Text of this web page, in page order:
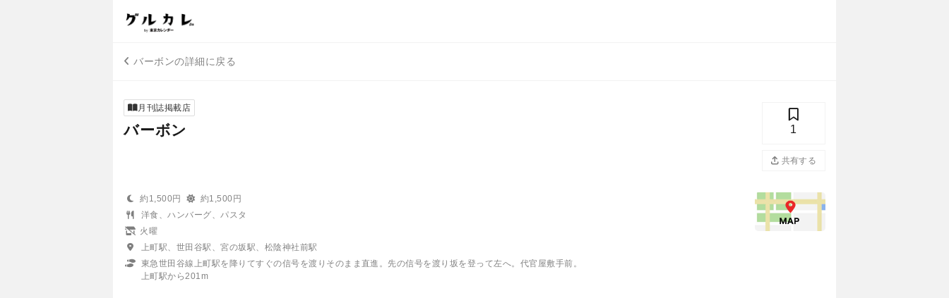
バーボンの詳細に戻る
月刊誌掲載店
バーボン 1
共有する
約1,500円
約1,500円
洋食、ハンバーグ、パスタ
火曜
上町駅、世田谷駅、宮の坂駅、松陰神社前駅
東急世田谷線上町駅を降りてすぐの信号を渡りそのまま直進。先の信号を渡り坂を登って左へ。代官屋敷手前。
上町駅から201m